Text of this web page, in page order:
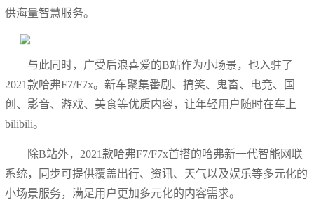
供海量智慧服务。
与此同时，广受后浪喜爱的B站作为小场景，也入驻了
2021款哈弗F7/F7x。新车聚集番剧、搞笑、鬼畜、电竞、国
创、影音、游戏、美食等优质内容，让年轻用户随时在车上
bilibili。
除B站外，2021款哈弗F7/F7x首搭的哈弗新一代智能网联
系统，同步可提供覆盖出行、资讯、天气以及娱乐等多元化的
小场景服务，满足用户更加多元化的内容需求。